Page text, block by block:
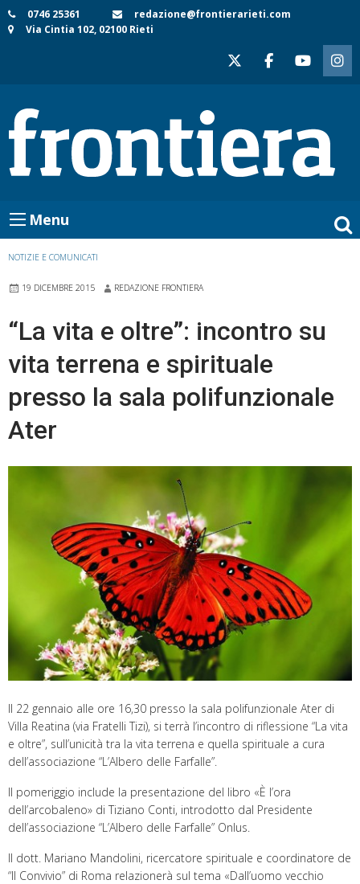
Skip
to
0746 25361
redazione@frontierarieti.com
Via Cintia 102, 02100 Rieti
Menu
NOTIZIE E COMUNICATI
19 DICEMBRE 2015 REDAZIONE FRONTIERA
“La vita e oltre”: incontro su
vita terrena e spirituale
presso la sala polifunzionale
Ater
Il 22 gennaio alle ore 16,30 presso la sala polifunzionale Ater di
Villa Reatina (via Fratelli Tizi), si terrà l’incontro di riflessione “La vita
e oltre”, sull’unicità tra la vita terrena e quella spirituale a cura
dell’associazione “L’Albero delle Farfalle”.
Il pomeriggio include la presentazione del libro «È l’ora
dell’arcobaleno» di Tiziano Conti, introdotto dal Presidente
dell’associazione “L’Albero delle Farfalle” Onlus.
Il dott. Mariano Mandolini, ricercatore spirituale e coordinatore de
“Il Convivio” di Roma relazionerà sul tema «Dall’uomo vecchio